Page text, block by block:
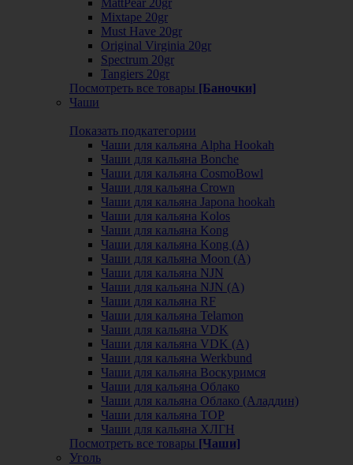
MattPear 20gr
Mixtape 20gr
Must Have 20gr
Original Virginia 20gr
Spectrum 20gr
Tangiers 20gr
Посмотреть все товары [Баночки]
Чаши
Показать подкатегории
Чаши для кальяна Alpha Hookah
Чаши для кальяна Bonche
Чаши для кальяна CosmoBowl
Чаши для кальяна Crown
Чаши для кальяна Japona hookah
Чаши для кальяна Kolos
Чаши для кальяна Kong
Чаши для кальяна Kong (A)
Чаши для кальяна Moon (А)
Чаши для кальяна NJN
Чаши для кальяна NJN (А)
Чаши для кальяна RF
Чаши для кальяна Telamon
Чаши для кальяна VDK
Чаши для кальяна VDK (А)
Чаши для кальяна Werkbund
Чаши для кальяна Воскуримся
Чаши для кальяна Облако
Чаши для кальяна Облако (Аладдин)
Чаши для кальяна ТОР
Чаши для кальяна ХЛГН
Посмотреть все товары [Чаши]
Уголь